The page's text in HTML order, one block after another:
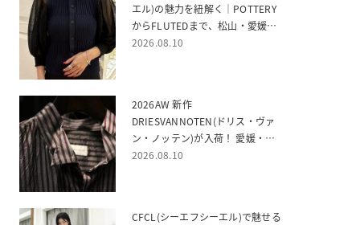
エル)の魅力を紐解く｜POTTERY
からFLUTEDまで、松山・愛媛で
楽しむニットウェア
2026.08.10
2026AW 新作
DRIESVANNOTEN(ドリス・ヴァ
ン・ノッテン)が入荷！ 愛媛・松
山でお探しならPARIGOT松山店へ
2026.08.10
CFCL(シーエフシーエル)で魅せる